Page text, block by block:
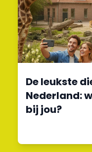
De leukste
Nederland:
bij jou?